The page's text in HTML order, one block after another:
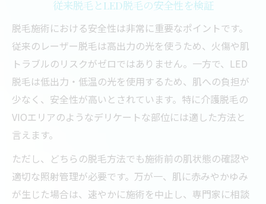
従来脱毛とLED脱毛の安全性を検証
脱毛施術における安全性は非常に重要なポイントです。
従来のレーザー脱毛は高出力の光を使うため、火傷や肌
トラブルのリスクがゼロではありません。一方で、LED
脱毛は低出力・低温の光を使用するため、肌への負担が
少なく、安全性が高いとされています。特に介護脱毛の
VIOエリアのようなデリケートな部位には適した方法と
言えます。
ただし、どちらの脱毛方法でも施術前の肌状態の確認や
適切な照射管理が必要です。万が一、肌に赤みやかゆみ
が生じた場合は、速やかに施術を中止し、専門家に相談